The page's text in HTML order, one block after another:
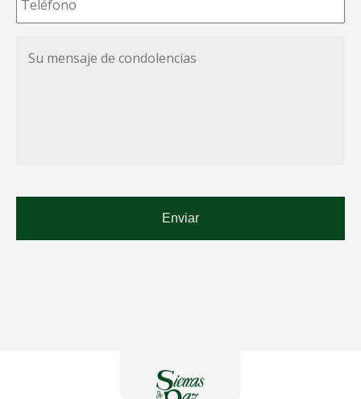
mensaje